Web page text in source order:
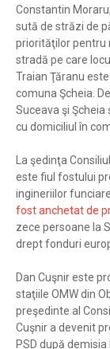
Constantin
sută de străzi de
priorităţilor pentru
stradă pe care
Traian Ţăranu
comuna Şcheia.
Suceava şi Şcheia
cu domiciliul în
La şedinţa
este fiul fostului
ingineriilor
fost anchetat de
zece persoane la
drept fonduri
Dan Cuşnir este
staţiile OMW din
preşedinte al
Cuşnir a devenit
PSD după demisia